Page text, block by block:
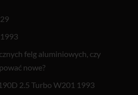
felg aluminiowych, czy
nowe?
2.5 Turbo W201 1993